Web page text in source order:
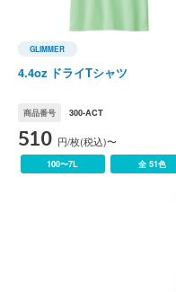
GLIMMER
GLIMMER(グリマー)
4.4oz ドライTシャツ
商品番号 300-ACT
510 円/枚(税込)〜
100〜7L 全 51色